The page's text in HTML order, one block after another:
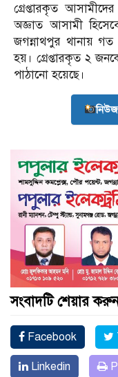
গ্রেপ্তারকৃত
অজ্ঞাত আসামী
জগন্নাথপুর থানায় গত
হয়। গ্রেপ্তারকৃত ২
পাঠানো হয়েছে।
সংবাদটি শেয়ার
Facebook
Linkedin